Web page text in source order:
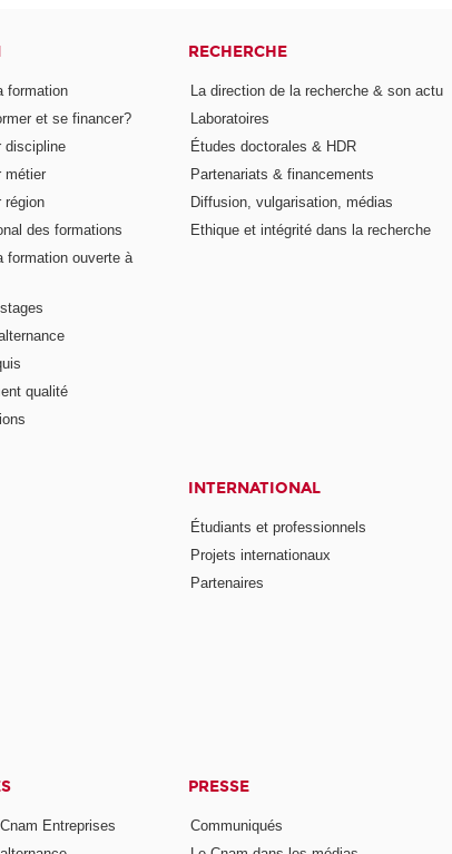
formation
et se financer?
discipline
métier
région
des formations
formation ouverte à
qualité
RECHERCHE
La direction de la recherche & son actu
Laboratoires
Études doctorales & HDR
Partenariats & financements
Diffusion, vulgarisation, médias
Ethique et intégrité dans la recherche
INTERNATIONAL
Étudiants et professionnels
Projets internationaux
Partenaires
Entreprises
PRESSE
Communiqués